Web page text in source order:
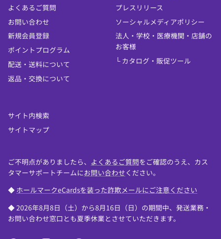
よくあるご質問
お問い合わせ
新規会員登録
ポイントプログラム
配送・送料について
返品・交換について
プレスリリース
ソーシャルメディアポリシー
法人・学校・医療機関・店舗の
お客様
└ カタログ・販促ツール
サイト内検索
サイトマップ
ご不明点がありましたら、 よくあるご質問をご確認のうえ、カス
タマーサポートチームにお問い合わせ ください。
◆ ホールマークeCardsを装った詐欺メールにご注意ください
◆ 2026年8月8日（土）から8月16日（日）の期間中、発送業務・
お問い合わせ窓口とも夏季休業とさせていただきます。